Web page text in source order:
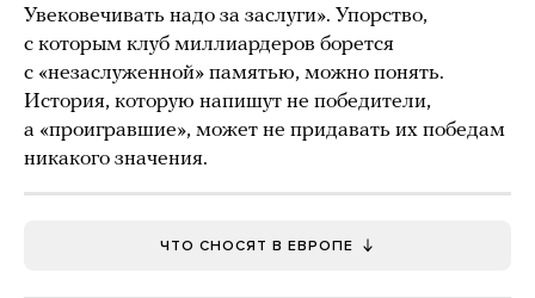
Увековечивать надо за заслуги». Упорство,
с которым клуб миллиардеров борется
с «незаслуженной» памятью, можно понять.
История, которую напишут не победители,
а «проигравшие», может не придавать их победам
никакого значения.
ЧТО СНОСЯТ В ЕВРОПЕ